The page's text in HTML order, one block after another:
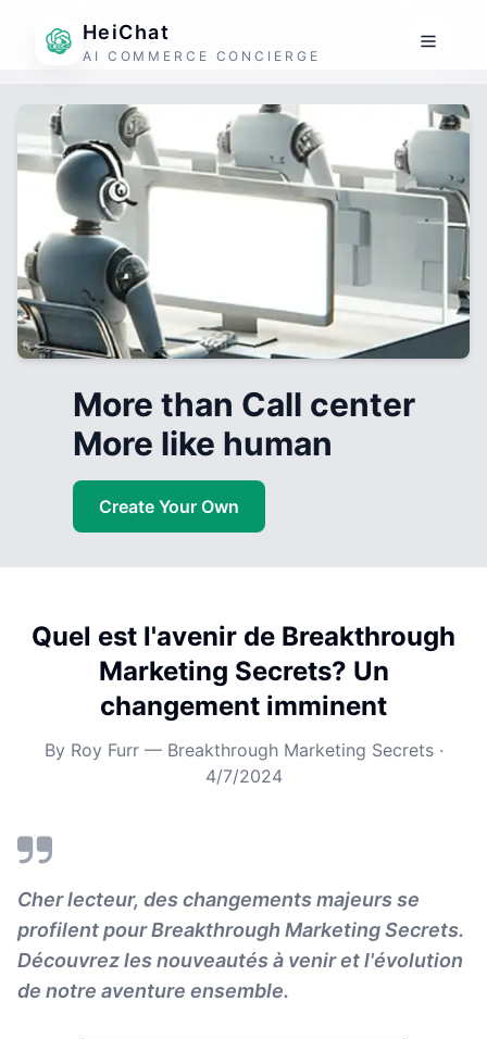
HeiChat
AI COMMERCE CONCIERGE
More than Call center
More like human
Create Your Own
Quel est l'avenir de Breakthrough
Marketing Secrets? Un
changement imminent
By Roy Furr — Breakthrough Marketing Secrets·
4/7/2024
Cher lecteur, des changements majeurs se
profilent pour Breakthrough Marketing Secrets.
Découvrez les nouveautés à venir et l'évolution
de notre aventure ensemble.